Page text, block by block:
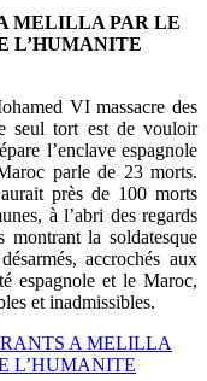
MELILLA PAR LE
L’HUMANITE
VI massacre des
seul tort est de vouloir
l’enclave espagnole
parle de 23 morts.
près de 100 morts
à l’abri des regards
montrant la soldatesque
accrochés aux
espagnole et le Maroc,
et inadmissibles.
A MELILLA
L’HUMANITE